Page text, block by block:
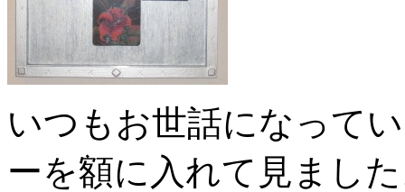
いつもお世話になって
ーを額に入れて見まし